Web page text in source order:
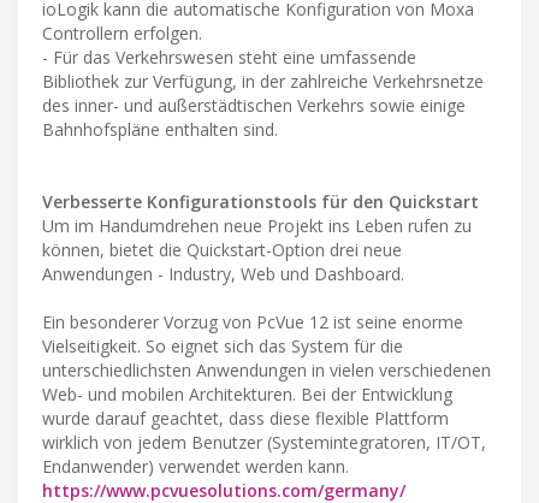
ioLogik kann die automatische Konfiguration von Moxa
Controllern erfolgen.
- Für das Verkehrswesen steht eine umfassende
Bibliothek zur Verfügung, in der zahlreiche Verkehrsnetze
des inner- und außerstädtischen Verkehrs sowie einige
Bahnhofspläne enthalten sind.
Verbesserte Konfigurationstools für den Quickstart
Um im Handumdrehen neue Projekt ins Leben rufen zu
können, bietet die Quickstart-Option drei neue
Anwendungen - Industry, Web und Dashboard.
Ein besonderer Vorzug von PcVue 12 ist seine enorme
Vielseitigkeit. So eignet sich das System für die
unterschiedlichsten Anwendungen in vielen verschiedenen
Web- und mobilen Architekturen. Bei der Entwicklung
wurde darauf geachtet, dass diese flexible Plattform
wirklich von jedem Benutzer (Systemintegratoren, IT/OT,
Endanwender) verwendet werden kann.
https://www.pcvuesolutions.com/germany/